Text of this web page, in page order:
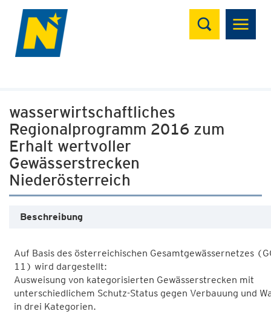
Suchen
wasserwirtschaftliches
Regionalprogramm 2016 zum
Erhalt wertvoller
Gewässerstrecken
Niederösterreich
Beschreibung
Auf Basis des österreichischen Gesamtgewässernetzes
11) wird dargestellt:
Ausweisung von kategorisierten Gewässerstrecken mit
unterschiedlichem Schutz-Status gegen Verbauung und